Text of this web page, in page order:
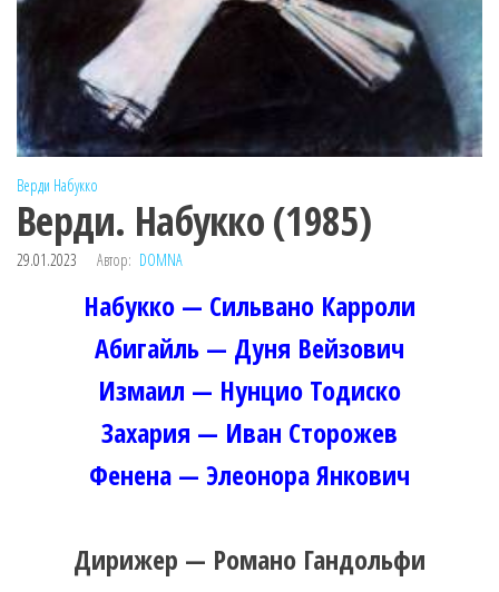
Верди Набукко
Верди. Набукко (1985)
29.01.2023 Автор: DOMNA
Набукко — Сильвано Карроли
Абигайль — Дуня Вейзович
Измаил — Нунцио Тодиско
Захария — Иван Сторожев
Фенена — Элеонора Янкович
Дирижер — Романо Гандольфи